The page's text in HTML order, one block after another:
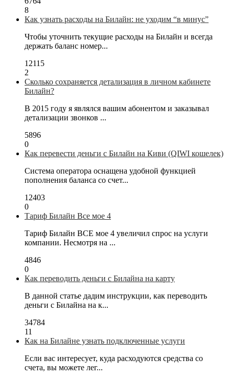
8
Как узнать расходы на Билайн: не уходим “в минус”
Чтобы уточнить текущие расходы на Билайн и всегда
держать баланс номер...
12115
2
Сколько сохраняется детализация в личном кабинете
Билайн?
В 2015 году я являлся вашим абонентом и заказывал
детализации звонков ...
5896
0
Как перевести деньги с Билайн на Киви (QIWI кошелек)
Система оператора оснащена удобной функцией
пополнения баланса со счет...
12403
0
Тариф Билайн Все мое 4
Тариф Билайн ВСЕ мое 4 увеличил спрос на услуги
компании. Несмотря на ...
4846
0
Как переводить деньги с Билайна на карту
В данной статье дадим инструкции, как переводить
деньги с Билайна на к...
34784
11
Как на Билайне узнать подключенные услуги
Если вас интересует, куда расходуются средства со
счета, вы можете лег...